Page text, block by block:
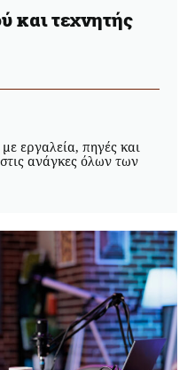
και τεχνητής
εργαλεία, πηγές και
ανάγκες όλων των